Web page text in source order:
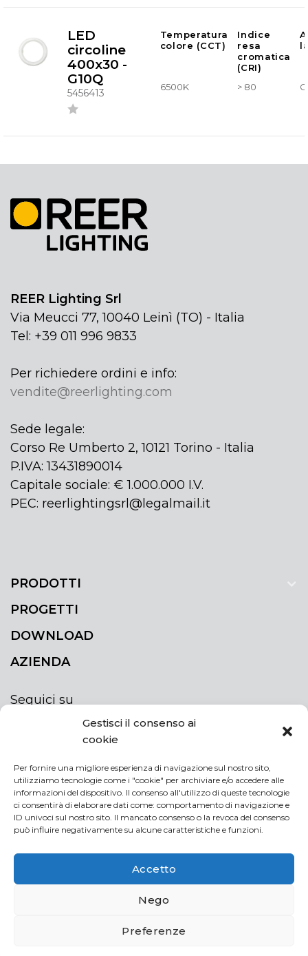
Gestisci il consenso ai
cookie
Per fornire una migliore esperienza di navigazione sul nostro sito,
utilizziamo tecnologie come i "cookie" per archiviare e/o accedere alle
informazioni del dispositivo. Il consenso all'utilizzo di queste tecnologie
ci consentirà di elaborare dati come: comportamento di navigazione e
ID univoci sul nostro sito. Il mancato consenso o la revoca del consenso
può influire negativamente su alcune caratteristiche e funzioni.
Accetto
Nego
Preferenze
LED
circoline
400x30 -
G10Q
5456413
Temperatura
colore (CCT)
Indice
resa
cromatica
(CRI)
6500K > 80
REER Lighting Srl
Via Meucci 77, 10040 Leinì (TO) - Italia
Tel: +39 011 996 9833
Per richiedere ordini e info:
vendite@reerlighting.com
Sede legale:
Corso Re Umberto 2, 10121 Torino - Italia
P.IVA: 13431890014
Capitale sociale: € 1.000.000 I.V.
PEC: reerlightingsrl@legalmail.it
PRODOTTI
PROGETTI
DOWNLOAD
AZIENDA
Seguici su
ISCRIVITI ALLA NEWSLETTER
Rimani sempre aggiornato iscrivendoti alla
newsletter
NEWSLETTER
Acconsento al trattamento dei miei dati personali
If